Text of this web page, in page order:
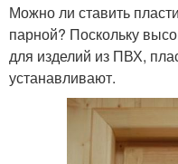
Можно ли ставить
парной? Поскольку
для изделий из ПВХ,
устанавливают.